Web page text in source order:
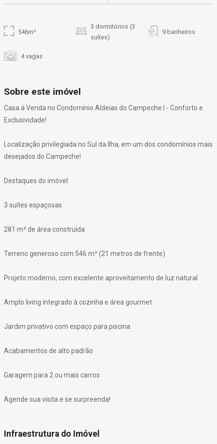
546m²
3 dormitórios (3
suítes)
9 banheiros
4 vagas
Sobre este imóvel
Casa à Venda no Condomínio Aldeias do Campeche I - Conforto e
Exclusividade!
Localização privilegiada no Sul da Ilha, em um dos condomínios mais
desejados do Campeche!
Destaques do imóvel:
3 suítes espaçosas
281 m² de área construída
Terreno generoso com 546 m² (21 metros de frente)
Projeto moderno, com excelente aproveitamento de luz natural
Amplo living integrado à cozinha e área gourmet
Jardim privativo com espaço para piscina
Acabamentos de alto padrão
Garagem para 2 ou mais carros
Agende sua visita e se surpreenda!
Infraestrutura do Imóvel